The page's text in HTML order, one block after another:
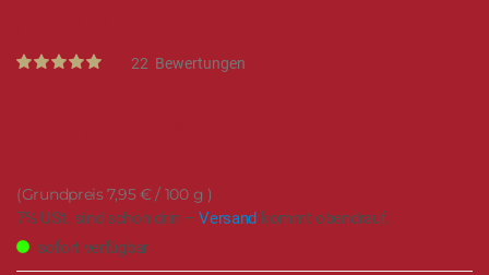
Rating:
22 Bewertungen
7,95 €/ 100 g
7% USt. sind schon drin –Versand kommt obendrauf.
sofort verfügbar